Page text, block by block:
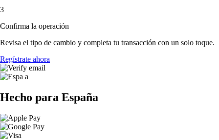
3
Confirma la operación
Revisa el tipo de cambio y completa tu transacción con un solo toque.
Regístrate ahora
Hecho para España